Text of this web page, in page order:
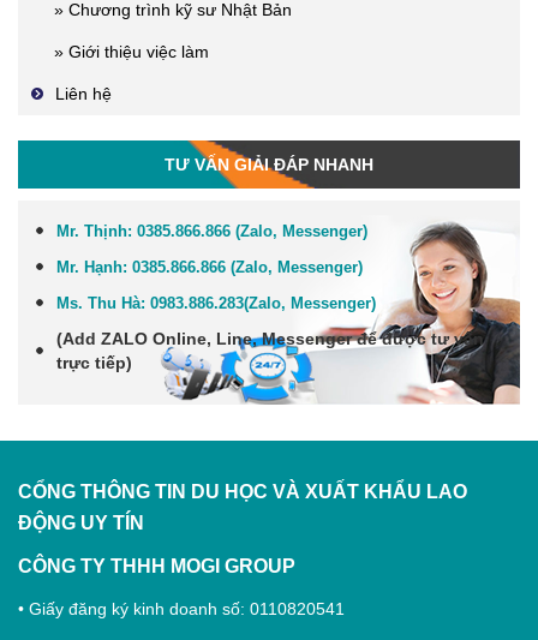
» Chương trình kỹ sư Nhật Bản
» Giới thiệu việc làm
Liên hệ
TƯ VẤN GIẢI ĐÁP NHANH
Mr. Thịnh: 0385.866.866 (Zalo, Messenger)
Mr. Hạnh: 0385.866.866 (Zalo, Messenger)
Ms. Thu Hà: 0983.886.283(Zalo, Messenger)
(Add ZALO Online, Line, Messengerđể được tư vấn
trực tiếp)
CỔNG THÔNG TIN DU HỌC VÀ XUẤT KHẨU LAO
ĐỘNG UY TÍN
CÔNG TY THHH MOGI GROUP
• Giấy đăng ký kinh doanh số: 0110820541